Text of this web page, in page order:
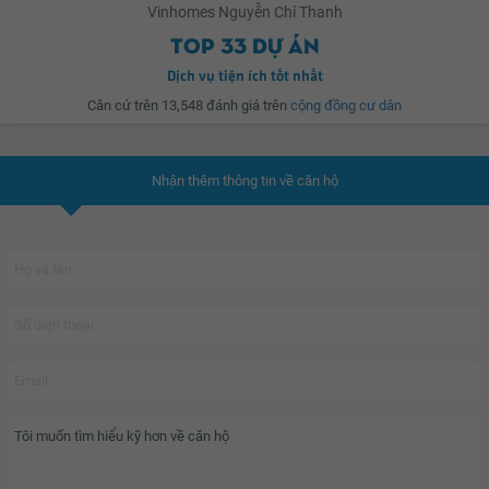
hầm để xe cùng nhiều tiện ích khác đáp ứng mọi nhu cầu của cư dân.
Khu căn hộ Vinhomes Nguyễn Chí Thanh – Hà Nội gồm 378 căn hộ hạng
sang mang cảm hứng tân cổ điển lãng mạn, kết hợp với những đường nét
rộng tại tất cả các phòng ngủ, đảm bảo cung cấp ánh sáng tự nhiên cũng
như đối lưu không khí hoàn hảo cho cả căn hộ. Các căn hộ được thiết kế đa
dạng, diện tích từ 54m2 đến 170m2 và có từ 1 đến 4 phòng ngủ, được bố trí
trội đem đến cho cư dân tiêu chuẩn sống đẳng cấp:
Vinhomes Nguyễn Chí Thanh
Top 33 dự án
Dịch vụ tiện ích tốt nhất
Căn cứ trên 13,548 đánh giá trên cộng đồng cư dân
Nhận thêm thông tin về căn hộ